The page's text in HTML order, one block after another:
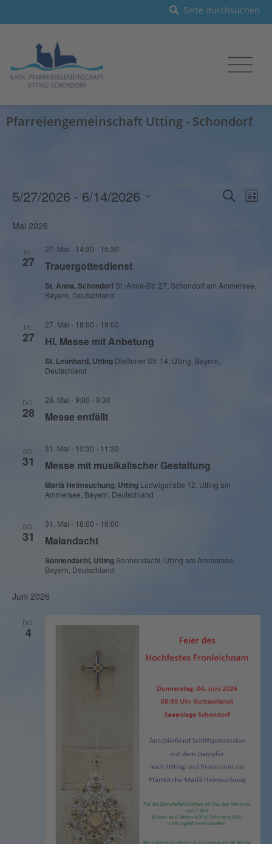
Pfarreiengemeinschaft Utting - Schondorf
SucheListe
5/27/2026 - 6/14/2026
wählen.
Mai 2026
MI.
27 Trauergottesdienst
27. Mai - 14:30 - 15:30
St. Anna, Schondorf St.-Anna-Str. 27, Schondorf am Ammersee,
Bayern, Deutschland
MI.
27 Hl. Messe mit Anbetung
27. Mai - 18:00 - 19:00
St. Leonhard, Utting Dießener Str. 14, Utting, Bayern,
Deutschland
DO.
28 Messe entfällt
28. Mai - 9:00 - 9:30
SO.
31 Messe mit musikalischer Gestaltung
31. Mai - 10:30 - 11:30
Mariä Heimsuchung, Utting Ludwigstraße 12, Utting am
Ammersee, Bayern, Deutschland
SO.
31 Maiandacht
31. Mai - 18:00 - 19:00
Sonnendachl, Utting Sonnendachl, Utting am Ammersee,
Bayern, Deutschland
Juni 2026
DO.
4